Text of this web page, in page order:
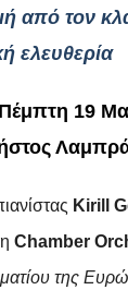
από τον
ελευθερία
19
Kirill
Chamber
της